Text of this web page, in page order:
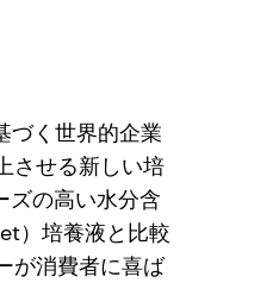
づく世界的企業
させる新しい培
ズの高い水分含
）培養液と比較
が消費者に喜ば